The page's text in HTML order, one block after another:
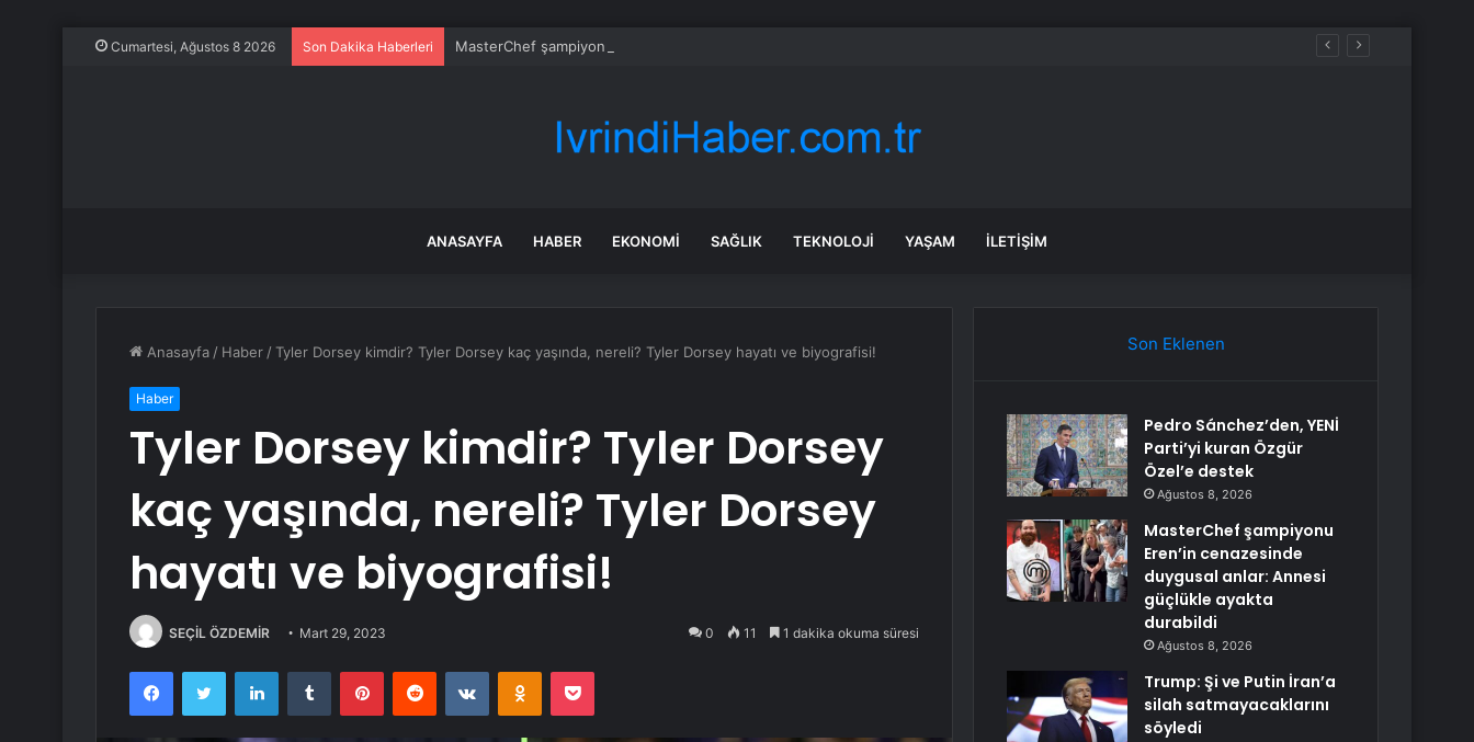
Cumartesi, Ağustos 8 2026 Son Dakika Haberleri MasterChef şampiyonu Eren’in cenazesinde duygusal anlar: Annesi güçlükle ayakta durabildi
ANASAYFA HABER EKONOMI SAĞLIK TEKNOLOJI YAŞAM İLETIŞIM
Anasayfa / Haber /Tyler Dorsey kimdir? Tyler Dorsey kaç yaşında, nereli? Tyler Dorsey hayatı ve biyografisi!
Haber
Tyler Dorsey kimdir? Tyler Dorsey
kaç yaşında, nereli? Tyler Dorsey
hayatı ve biyografisi!
SEÇİL ÖZDEMİR Mart 29, 2023 0 11 1 dakika okuma süresi
FacebookTwitter LinkedInTumblr PinterestReddit VKontakteOdnoklassniki
Pocket
Son Eklenen
Pedro Sánchez’den, YENİ
Parti’yi kuran Özgür
Özel’e destek
Ağustos 8, 2026
MasterChef şampiyonu
Eren’in cenazesinde
duygusal anlar: Annesi
güçlükle ayakta
durabildi
Ağustos 8, 2026
Trump: Şi ve Putin İran’a
silah satmayacaklarını
söyledi